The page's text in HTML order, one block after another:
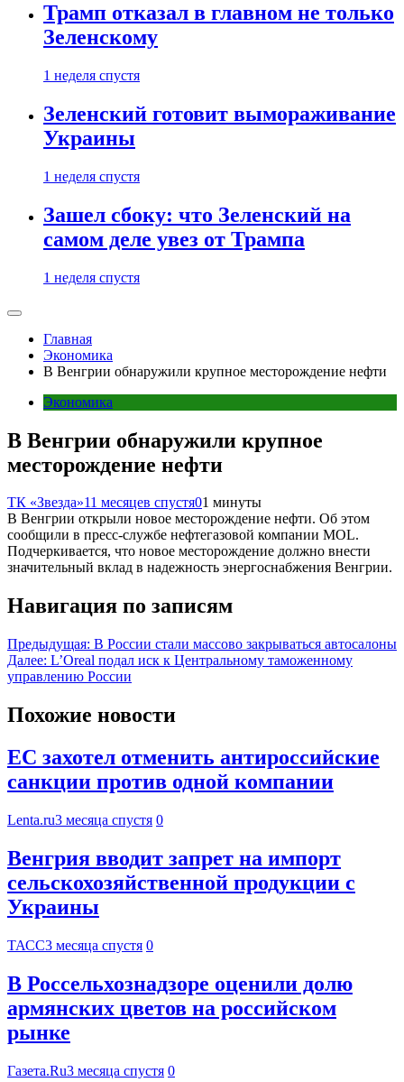
Трамп отказал в главном не только
Зеленскому
1 неделя спустя
Зеленский готовит вымораживание
Украины
1 неделя спустя
Зашел сбоку: что Зеленский на
самом деле увез от Трампа
1 неделя спустя
Главная
Экономика
В Венгрии обнаружили крупное месторождение нефти
Экономика
В Венгрии обнаружили крупное
месторождение нефти
ТК «Звезда»11 месяцев спустя01 минуты
В Венгрии открыли новое месторождение нефти. Об этом
сообщили в пресс-службе нефтегазовой компании MOL.
Подчеркивается, что новое месторождение должно внести
значительный вклад в надежность энергоснабжения Венгрии.
Навигация по записям
Предыдущая: В России стали массово закрываться автосалоны
Далее: L’Oreal подал иск к Центральному таможенному
управлению России
Похожие новости
ЕС захотел отменить антироссийские
санкции против одной компании
Lenta.ru3 месяца спустя 0
Венгрия вводит запрет на импорт
сельскохозяйственной продукции с
Украины
ТАСС3 месяца спустя 0
В Россельхознадзоре оценили долю
армянских цветов на российском
рынке
Газета.Ru3 месяца спустя 0